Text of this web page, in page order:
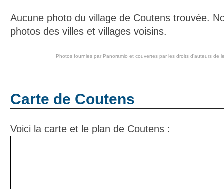
Aucune photo du village de Coutens trouvée.
photos des villes et villages voisins.
Photos fournies par Panoramio et couvertes par les droits d'auteurs de
Carte de Coutens
Voici la carte et le plan de Coutens :